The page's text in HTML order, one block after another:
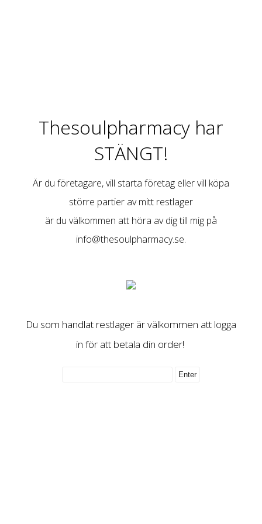
Thesoulpharmacy har
STÄNGT!
Är du företagare, vill starta företag eller vill köpa
större partier av mitt restlager
är du välkommen att höra av dig till mig på
info@thesoulpharmacy.se.
Du som handlat restlager är välkommen att logga
in för att betala din order!